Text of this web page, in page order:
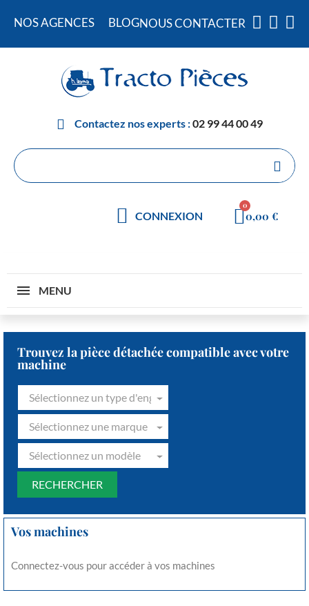
NOS AGENCES BLOGNOUS CONTACTER
Contactez nos experts :02 99 44 00 49
CONNEXION 0,00 €
MENU
Trouvez la pièce détachée compatible avec votre
machine
Sélectionnez un type d'engin
Sélectionnez une marque
Sélectionnez un modèle
Vos machines
Connectez-vous pour accéder à vos machines